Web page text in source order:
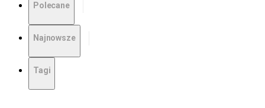
Polecane
Najnowsze
Tagi